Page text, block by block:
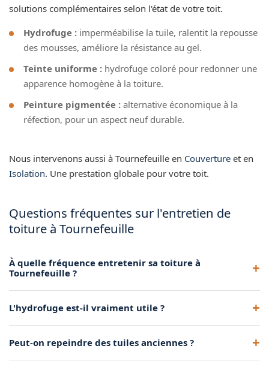
solutions complémentaires selon l'état de votre toit.
Hydrofuge : imperméabilise la tuile, ralentit la repousse
des mousses, améliore la résistance au gel.
Teinte uniforme : hydrofuge coloré pour redonner une
apparence homogène à la toiture.
Peinture pigmentée : alternative économique à la
réfection, pour un aspect neuf durable.
Nous intervenons aussi à Tournefeuille en Couverture et en
Isolation. Une prestation globale pour votre toit.
Questions fréquentes sur l'entretien de
toiture à Tournefeuille
À quelle fréquence entretenir sa toiture à
Tournefeuille ?
recommandé, selon l'exposition et l'environnement.
L'hydrofuge est-il vraiment utile ?
des mousses et améliore la résistance au gel.
Peut-on repeindre des tuiles anciennes ?